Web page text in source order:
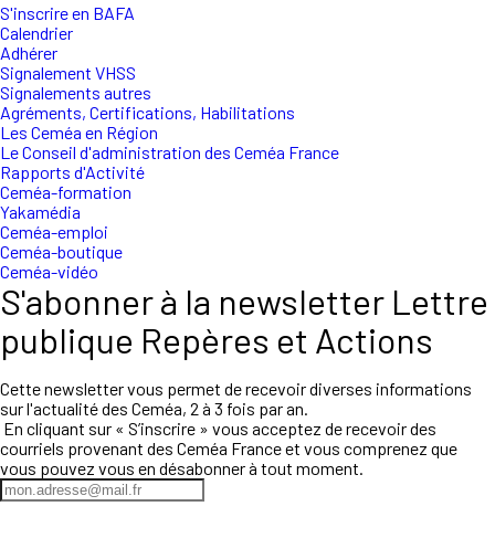
S'inscrire en BAFA
Calendrier
Adhérer
Signalement VHSS
Signalements autres
Agréments, Certifications, Habilitations
Les Ceméa en Région
Le Conseil d'administration des Ceméa France
Rapports d'Activité
Ceméa-formation
Yakamédia
Ceméa-emploi
Ceméa-boutique
Ceméa-vidéo
S'abonner à la newsletter Lettre
publique Repères et Actions
Cette newsletter vous permet de recevoir diverses informations
sur l'actualité des Ceméa, 2 à 3 fois par an.
En cliquant sur « S’inscrire » vous acceptez de recevoir des
courriels provenant des Ceméa France et vous comprenez que
vous pouvez vous en désabonner à tout moment.